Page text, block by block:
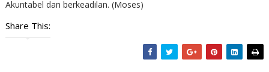
Akuntabel dan berkeadilan. (Moses)
Share This: